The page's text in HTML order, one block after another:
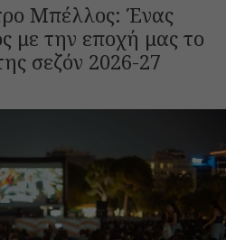
Μπέλλος: Ένας
με την εποχή μας το
σεζόν 2026-27